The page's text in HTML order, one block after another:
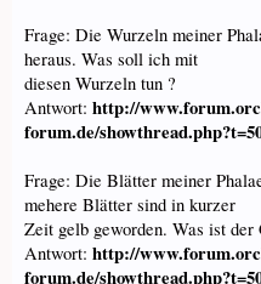
Frage: Die Wurzeln meiner
heraus. Was soll ich mit
diesen Wurzeln tun ?
Antwort: http://
forum.de/
Frage: Die Blätter meiner
mehere Blätter sind in kurzer
Zeit gelb geworden. Was ist der
Antwort: http://
forum.de/